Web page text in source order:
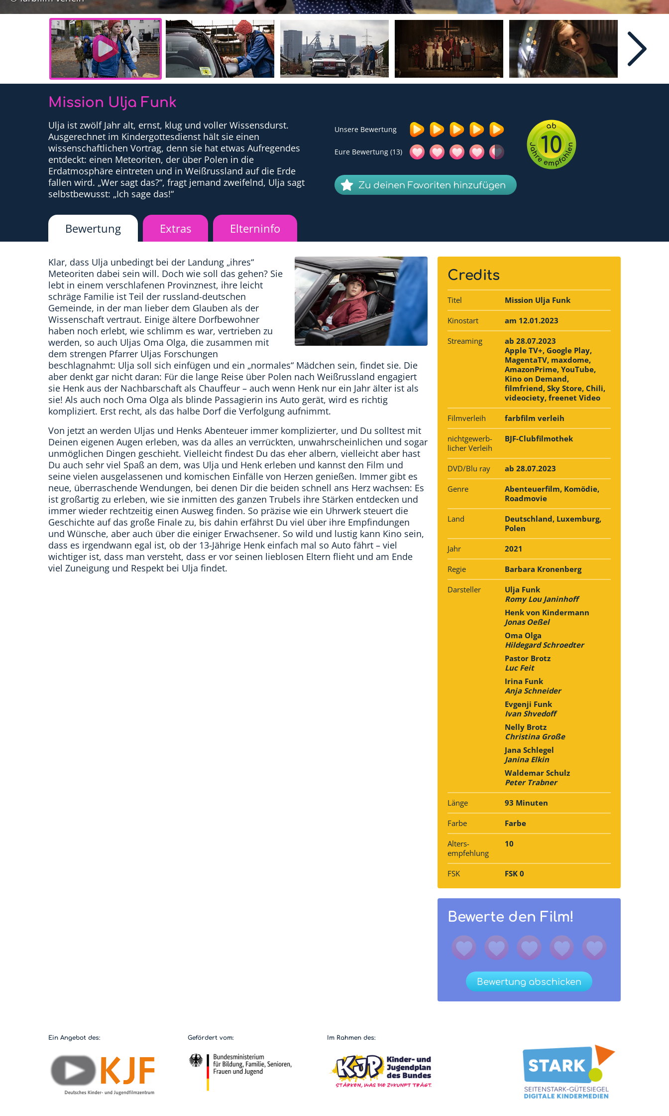
Mission Ulja Funk
Ulja ist zwölf Jahr alt, ernst, klug und voller Wissensdurst.
Ausgerechnet im Kindergottesdienst hält sie einen
wissenschaftlichen Vortrag, denn sie hat etwas Aufregendes
entdeckt: einen Meteoriten, der über Polen in die
Erdatmosphäre eintreten und in Weißrussland auf die Erde
fallen wird. „Wer sagt das?“, fragt jemand zweifelnd, Ulja sagt
selbstbewusst: „Ich sage das!“
Unsere Bewertung
Eure Bewertung (13) 10
Zu deinen Favoriten hinzufügen
Bewertung Extras Elterninfo
Klar, dass Ulja unbedingt bei der Landung „ihres“
Meteoriten dabei sein will. Doch wie soll das gehen? Sie
lebt in einem verschlafenen Provinznest, ihre leicht
schräge Familie ist Teil der russland-deutschen
Gemeinde, in der man lieber dem Glauben als der
Wissenschaft vertraut. Einige ältere Dorfbewohner
haben noch erlebt, wie schlimm es war, vertrieben zu
werden, so auch Uljas Oma Olga, die zusammen mit
dem strengen Pfarrer Uljas Forschungen
beschlagnahmt: Ulja soll sich einfügen und ein „normales“ Mädchen sein, findet sie. Die
aber denkt gar nicht daran: Für die lange Reise über Polen nach Weißrussland engagiert
sie Henk aus der Nachbarschaft als Chauffeur – auch wenn Henk nur ein Jahr älter ist als
sie! Als auch noch Oma Olga als blinde Passagierin ins Auto gerät, wird es richtig
kompliziert. Erst recht, als das halbe Dorf die Verfolgung aufnimmt.
Von jetzt an werden Uljas und Henks Abenteuer immer komplizierter, und Du solltest mit
Deinen eigenen Augen erleben, was da alles an verrückten, unwahrscheinlichen und sogar
unmöglichen Dingen geschieht. Vielleicht findest Du das eher albern, vielleicht aber hast
Du auch sehr viel Spaß an dem, was Ulja und Henk erleben und kannst den Film und
seine vielen ausgelassenen und komischen Einfälle von Herzen genießen. Immer gibt es
neue, überraschende Wendungen, bei denen Dir die beiden schnell ans Herz wachsen: Es
ist großartig zu erleben, wie sie inmitten des ganzen Trubels ihre Stärken entdecken und
immer wieder rechtzeitig einen Ausweg finden. So präzise wie ein Uhrwerk steuert die
Geschichte auf das große Finale zu, bis dahin erfährst Du viel über ihre Empfindungen
und Wünsche, aber auch über die einiger Erwachsener. So wild und lustig kann Kino sein,
dass es irgendwann egal ist, ob der 13-Jährige Henk einfach mal so Auto fährt – viel
wichtiger ist, dass man versteht, dass er vor seinen lieblosen Eltern flieht und am Ende
viel Zuneigung und Respekt bei Ulja findet.
Credits
Titel Mission Ulja Funk
Kinostart am 12.01.2023
Streaming
ab 28.07.2023
Apple TV+, Google Play,
MagentaTV, maxdome,
AmazonPrime, YouTube,
Kino on Demand,
filmfriend, Sky Store, Chili,
videociety, freenet Video
Filmverleih farbfilm verleih
nichtgewerb­
licher Verleih
BJF-Clubfilmothek
DVD/Blu ray ab 28.07.2023
Genre
Abenteuerfilm, Komödie,
Roadmovie
Land
Deutschland, Luxemburg,
Polen
Jahr 2021
Regie Barbara Kronenberg
Darsteller
Ulja Funk
Romy Lou Janinhoff
Henk von Kindermann
Jonas Oeßel
Oma Olga
Hildegard Schroedter
Pastor Brotz
Luc Feit
Irina Funk
Anja Schneider
Evgenji Funk
Ivan Shvedoff
Nelly Brotz
Christina Große
Jana Schlegel
Janina Elkin
Waldemar Schulz
Peter Trabner
Länge 93 Minuten
Farbe Farbe
Alters­
empfehlung
10
FSK FSK 0
Bewerte den Film!
Bewertung abschicken
Ein Angebot des: Gefördert vom: Im Rahmen des: